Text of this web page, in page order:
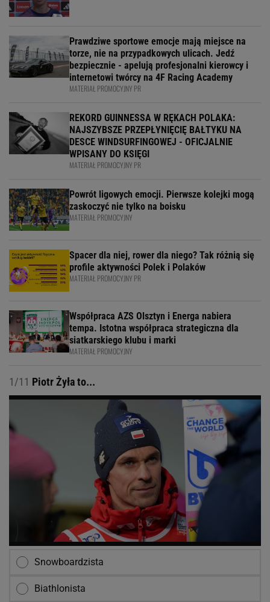
Prawdziwe sportowe emocje mają miejsce na
torze, nie na przypadkowych ulicach. Jedź
bezpiecznie - apelują profesjonalni kierowcy i
internetowi twórcy na 4F Racing Academy
MATERIAŁ PROMOCYJNY PR
REKORD GUINNESSA W RĘKACH POLAKA:
NAJSZYBSZE PRZEPŁYNIĘCIĘ BAŁTYKU NA
DESCE WINDSURFINGOWEJ - OFICJALNIE
WPISANY DO KSIĘGI
MATERIAŁ PROMOCYJNY PR
Powrót ligowych emocji. Pierwsze kolejki mogą
zaskoczyć nie tylko na boisku
MATERIAŁ PROMOCYJNY
Spacer dla niej, rower dla niego? Tak różnią się
profile aktywności Polek i Polaków
MATERIAŁ PROMOCYJNY PR
Współpraca AZS Olsztyn i Energa nabiera
tempa. Istotna współpraca strategiczna dla
siatkarskiego klubu i marki
MATERIAŁ PROMOCYJNY
1/11 Piotr Żyła to...
Snowboardzista
Biathlonista